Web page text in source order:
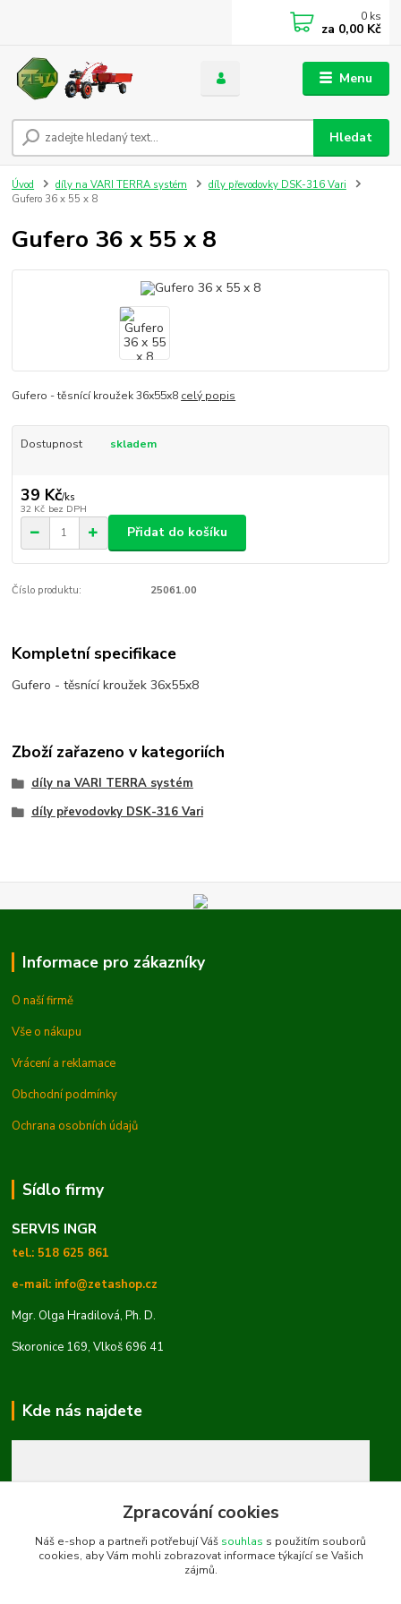
Menu
Hledat
0 ks
za 0,00 Kč
Úvod díly na VARI TERRA systém
díly převodovky DSK-316 Vari
Gufero 36 x 55 x 8
Gufero 36 x 55 x 8
Gufero - těsnící kroužek 36x55x8 celý popis
Dostupnost skladem
39 Kč/ks
32 Kč bez DPH
Přidat do košíku
Číslo produktu: 25061.00
Kompletní specifikace
Gufero - těsnící kroužek 36x55x8
Zboží zařazeno v kategoriích
díly na VARI TERRA systém
díly převodovky DSK-316 Vari
Informace pro zákazníky
O naší firmě
Vše o nákupu
Vrácení a reklamace
Obchodní podmínky
Ochrana osobních údajů
Sídlo firmy
SERVIS INGR
tel.: 518 625 861
e-mail: info@zetashop.cz
Mgr. Olga Hradilová, Ph. D.
Skoronice 169, Vlkoš 696 41
Kde nás najdete
Zpracování cookies
Náš e-shop a partneři potřebují Váš souhlas s použitím souborů
cookies, aby Vám mohli zobrazovat informace týkající se Vašich
zájmů.